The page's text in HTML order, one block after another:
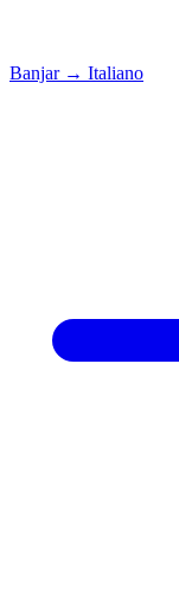
Banjar → Italiano